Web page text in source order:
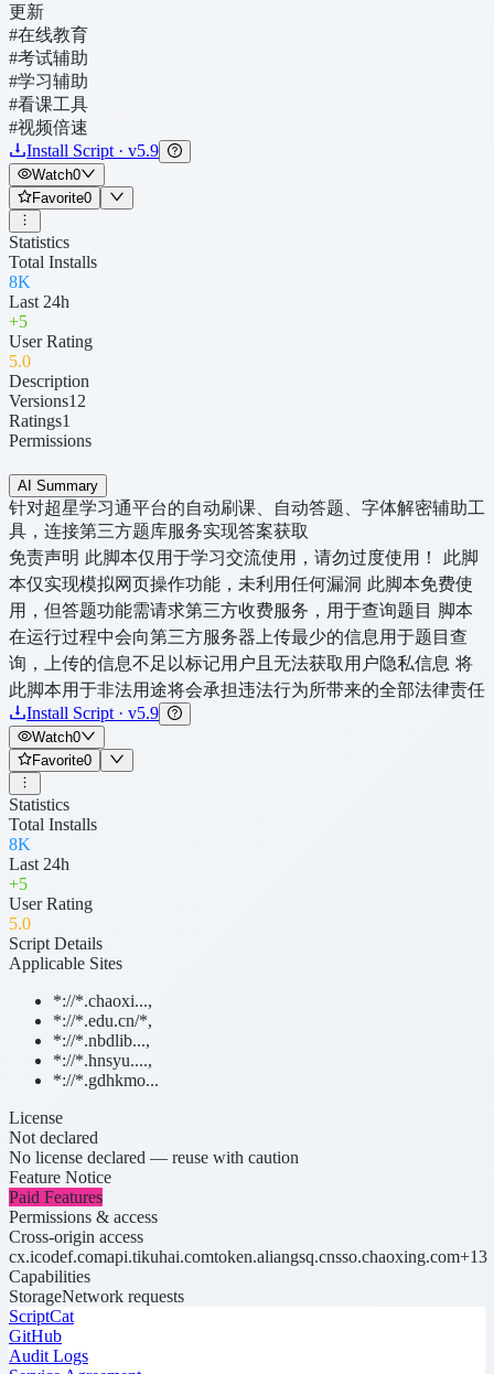
更新
#在线教育
#考试辅助
#学习辅助
#看课工具
#视频倍速
Install Script · v5.9
Watch0
Favorite0
Statistics
Total Installs
8K
Last 24h
+5
User Rating
5.0
Description
Versions12
Ratings1
Permissions
AI Summary
针对超星学习通平台的自动刷课、自动答题、字体解密辅助工
具，连接第三方题库服务实现答案获取
免责声明 此脚本仅用于学习交流使用，请勿过度使用！ 此脚
本仅实现模拟网页操作功能，未利用任何漏洞 此脚本免费使
用，但答题功能需请求第三方收费服务，用于查询题目 脚本
在运行过程中会向第三方服务器上传最少的信息用于题目查
询，上传的信息不足以标记用户且无法获取用户隐私信息 将
此脚本用于非法用途将会承担违法行为所带来的全部法律责任
Install Script · v5.9
Watch0
Favorite0
Statistics
Total Installs
8K
Last 24h
+5
User Rating
5.0
Script Details
Applicable Sites
*://*.chaoxi...,
*://*.edu.cn/*,
*://*.nbdlib...,
*://*.hnsyu....,
*://*.gdhkmo...
License
Not declared
No license declared — reuse with caution
Feature Notice
Paid Features
Permissions & access
Cross-origin access
cx.icodef.comapi.tikuhai.comtoken.aliangsq.cnsso.chaoxing.com+13
Capabilities
StorageNetwork requests
ScriptCat
GitHub
Audit Logs